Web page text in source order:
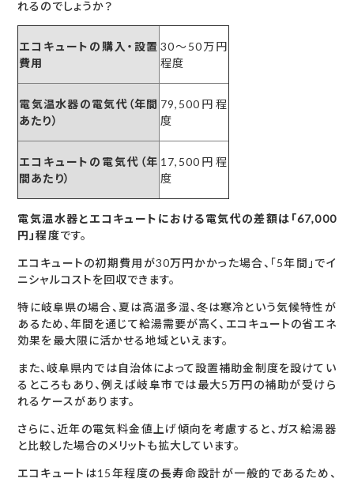
れるのでしょうか？
エコキュートの購入・設置
費用
30〜50万円
程度
電気温水器の電気代（年間
あたり）
79,500円程
度
エコキュートの電気代（年
間あたり）
17,500円程
度
電気温水器とエコキュートにおける電気代の差額は「67,000
円」程度です。
エコキュートの初期費用が30万円かかった場合、「5年間」でイ
ニシャルコストを回収できます。
特に岐阜県の場合、夏は高温多湿、冬は寒冷という気候特性が
あるため、年間を通じて給湯需要が高く、エコキュートの省エネ
効果を最大限に活かせる地域といえます。
また、岐阜県内では自治体によって設置補助金制度を設けてい
るところもあり、例えば岐阜市では最大5万円の補助が受けら
れるケースがあります。
さらに、近年の電気料金値上げ傾向を考慮すると、ガス給湯器
と比較した場合のメリットも拡大しています。
エコキュートは15年程度の長寿命設計が一般的であるため、